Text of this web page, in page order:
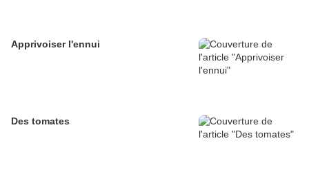
Apprivoiser l'ennui
Des tomates